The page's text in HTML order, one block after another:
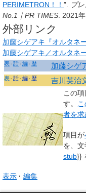
PERIMETRON！！ ”. プ
No.1｜PR TIMES. 2021年
外部リンク
加藤シゲアキ『オルタネ
加藤シゲアキ／オルタネ
表 話 編 歴 加藤シゲ
表 話 編 歴 吉川英治
この項
す。
者を求
項目が
を、
stub}}
表示 編集